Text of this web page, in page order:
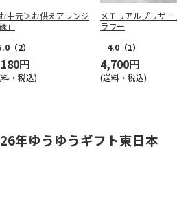
中元＞お供えアレンジ
」
（2）
円
・税込)
メモリアルプリザ
ラワー
4.0 （1）
4,700円
(送料・税込)
年ゆうゆうギフト東日本